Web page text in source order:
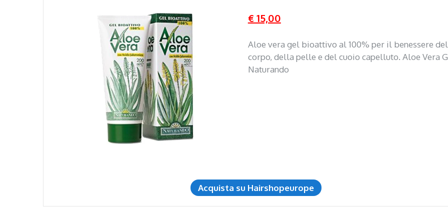
€ 15,00
Aloe vera gel bioattivo al 100% per il benessere del
corpo, della pelle e del cuoio capelluto. Aloe Vera
Naturando
Acquista su Hairshopeurope